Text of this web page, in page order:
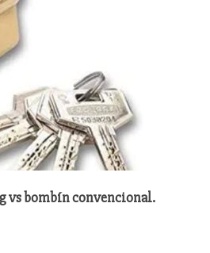
vs bombín convencional.